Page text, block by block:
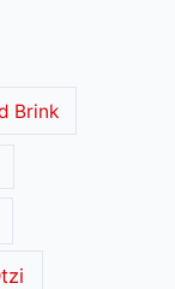
Brink